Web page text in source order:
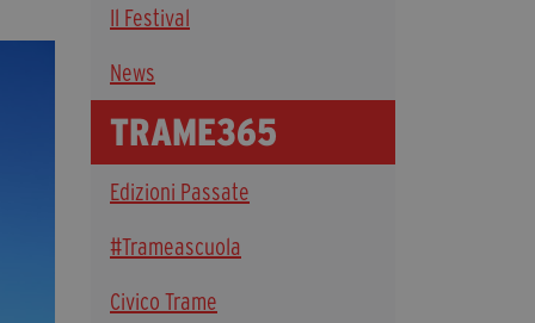
News & Kit
Accrediti Stampa
Cartella Stampa
Rassegna Stampa
Il Festival
News
TRAME365
Edizioni Passate
#Trameascuola
Civico Trame